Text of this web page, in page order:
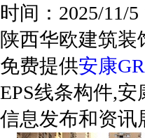
时间：2025/11/5
陕西华欧建筑
免费提供安康
EPS线条构件,
信息发布和资讯